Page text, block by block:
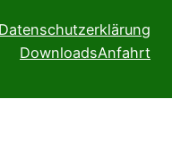
Datenschutzerklärung
DownloadsAnfahrt